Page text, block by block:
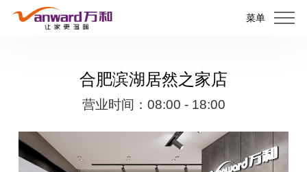
菜单
合肥滨湖居然之家店
营业时间：08:00 - 18:00